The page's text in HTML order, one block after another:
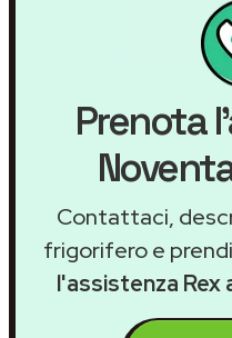
Prenota
Contattaci,
frigorifero e
l'assistenza Rex